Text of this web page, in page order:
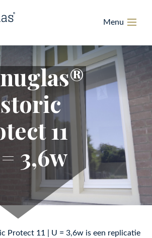
11
3,6w
Protect 11 | U = 3,6w is een replicatie